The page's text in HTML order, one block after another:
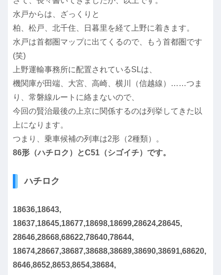
水戸からは、ざっくりと
柏、松戸、北千住、日暮里を経て上野に着きます。
水戸は首都圏マップに出てくるので、もう首都圏です
(笑)
上野運輸事務所に配置されているSLは、
機関庫が田端、大宮、高崎、横川（信越線）……つま
り、常磐線ルートに絡まないので、
今回の賢治最後の上京に関係するのは列挙してきた以
上になります。
つまり、乗車候補の列車は2形（2種類）。
86形（ハチロク）とC51（シゴイチ）です。
ハチロク
18636,18643,
18637,18645,18677,18698,18699,28624,28645,
28646,28668,68622,78640,78644,
18674,28667,38687,38688,38689,38690,38691,68620,
8646,8652,8653,8654,38684,